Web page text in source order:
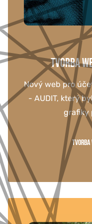
TVORBA
Nový web pro
- AUDIT, který
grafiky
Tvorba